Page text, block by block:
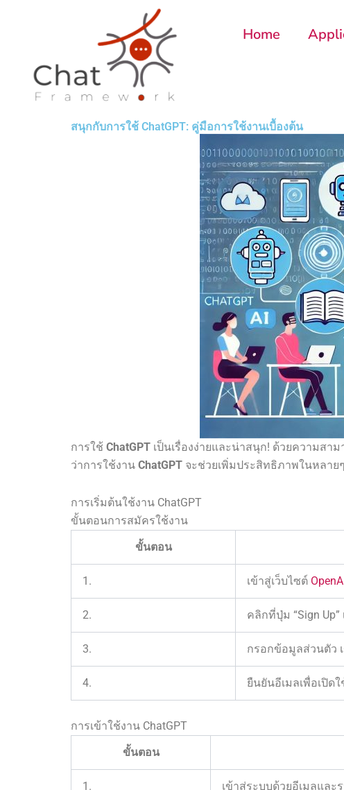
Home
สนุกกับการใช้ ChatGPT: คู่มือการใช้งานเบื้องต้น
การใช้ ChatGPT เป็นเรื่องง่ายและน่าสนุก! ด้วยความส
ว่าการใช้งาน ChatGPT จะช่วยเพิ่มประสิทธิภาพในหลาย
การเริ่มต้นใช้งาน ChatGPT
ขั้นตอนการสมัครใช้งาน
ขั้นตอน
1. เข้าสู่เว็บไซต์
2. คลิกที่ปุ่ม “Sign
3. กรอกข้อมูลส่วนตัว
4. ยืนยันอีเมลเพื่อเปิด
การเข้าใช้งาน ChatGPT
ขั้นตอน
1. เข้าสู่ระบบด้วยอีเมลแล